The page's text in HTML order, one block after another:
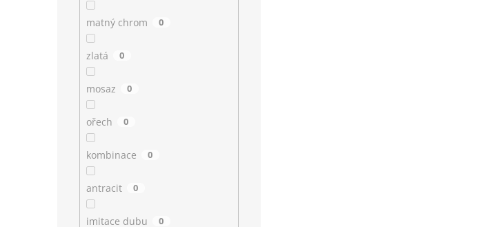
matný chrom 0
zlatá 0
mosaz 0
ořech 0
kombinace 0
antracit 0
imitace dubu 0